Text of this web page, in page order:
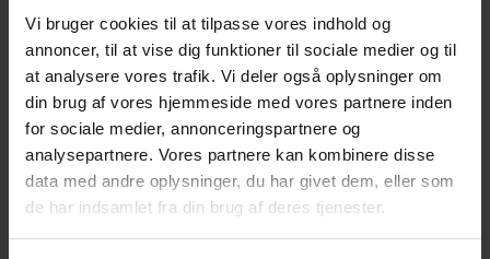
Vi bruger cookies til at tilpasse vores indhold og
annoncer, til at vise dig funktioner til sociale medier og til
at analysere vores trafik. Vi deler også oplysninger om
din brug af vores hjemmeside med vores partnere inden
for sociale medier, annonceringspartnere og
analysepartnere. Vores partnere kan kombinere disse
data med andre oplysninger, du har givet dem, eller som
de har indsamlet fra din brug af deres tjenester.